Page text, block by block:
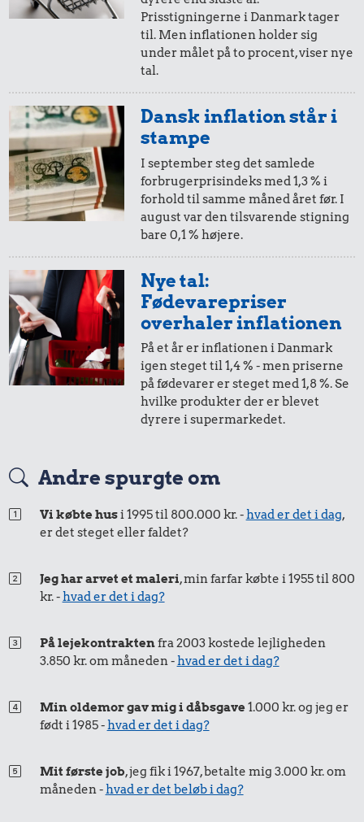
0,87 kr.
Franskbrød Bakke jordbær
1,57 kr.
Pilsner
481 kr.
Kat
25 kr.
2,45 kr.
10 karklude
1,27 kr.
21 kr. 2,62 kr.
10 øre
i 1966
= 1,-
i dag
0,58,-
Prisstigningerne i Danmark tager
til. Men inflationen holder sig
under målet på to procent, viser nye
tal.
Dansk inflation står i
stampe
I september steg det samlede
forbrugerprisindeks med 1,3 % i
forhold til samme måned året før. I
august var den tilsvarende stigning
bare 0,1 % højere.
Nye tal:
Fødevarepriser
overhaler inflationen
På et år er inflationen i Danmark
igen steget til 1,4 % - men priserne
på fødevarer er steget med 1,8 %. Se
hvilke produkter der er blevet
dyrere i supermarkedet.
Andre spurgte om
Vi købte husi 1995 til 800.000 kr. -hvad er det i dag,
er det steget eller faldet?
Jeg har arvet et maleri, min farfar købte i 1955 til 800
kr. -hvad er det i dag?
På lejekontraktenfra 2003 kostede lejligheden
3.850 kr. om måneden -hvad er det i dag?
Min oldemor gav mig i dåbsgave1.000 kr. og jeg er
født i 1985 -hvad er det i dag?
Mit første job, jeg fik i 1967, betalte mig 3.000 kr. om
måneden -hvad er det beløb i dag?